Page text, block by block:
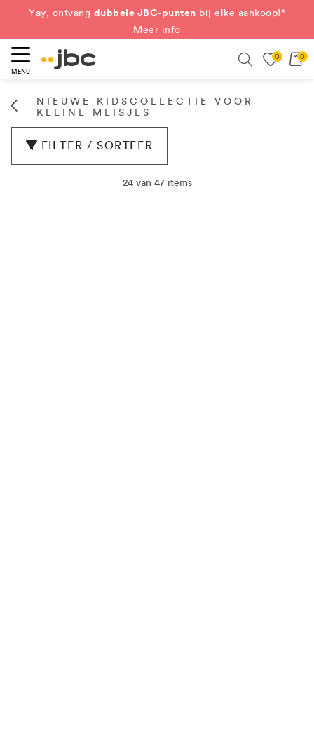
Yay, ontvang dubbele JBC-punten bij elke aankoop!*
Meer info
MENU
0 0
NIEUWE KIDSCOLLECTIE VOOR
KLEINE MEISJES
FILTER / SORTEER
24 van 47 items